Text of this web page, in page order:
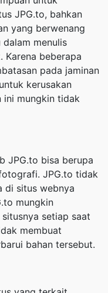
JPG.to, bahkan
yang berwenang
menulis
Karena beberapa
pada jaminan
kerusakan
ini mungkin tidak
JPG.to bisa berupa
JPG.to tidak
di situs webnya
mungkin
setiap saat
membuat
bahan tersebut.